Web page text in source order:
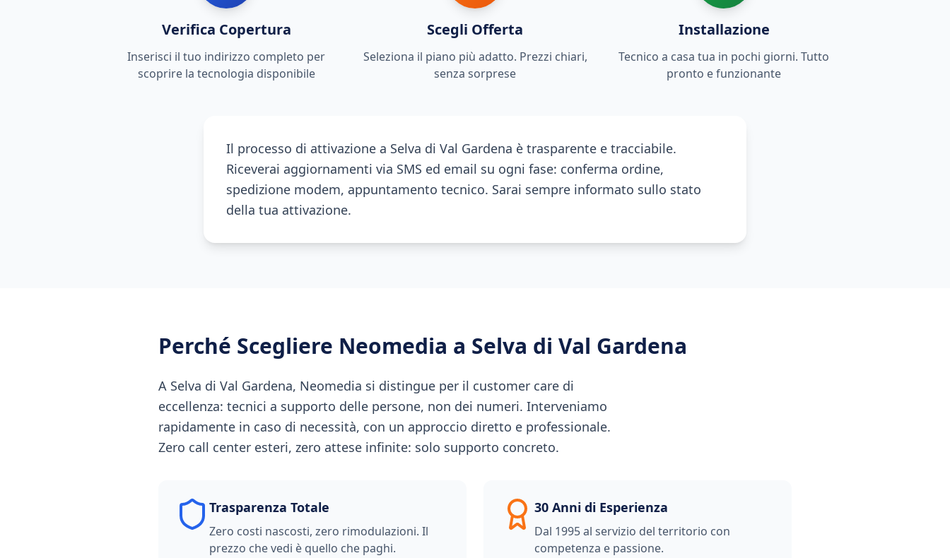
Verifica Copertura
Inserisci il tuo indirizzo completo per
scoprire la tecnologia disponibile
Scegli Offerta
Seleziona il piano più adatto. Prezzi chiari,
senza sorprese
Installazione
Tecnico a casa tua in pochi giorni. Tutto
pronto e funzionante
Il processo di attivazione a Selva di Val Gardena è trasparente e tracciabile.
Riceverai aggiornamenti via SMS ed email su ogni fase: conferma ordine,
spedizione modem, appuntamento tecnico. Sarai sempre informato sullo stato
della tua attivazione.
Perché Scegliere Neomedia a Selva di Val Gardena
A Selva di Val Gardena, Neomedia si distingue per il customer care di
eccellenza: tecnici a supporto delle persone, non dei numeri. Interveniamo
rapidamente in caso di necessità, con un approccio diretto e professionale.
Zero call center esteri, zero attese infinite: solo supporto concreto.
Trasparenza Totale
Zero costi nascosti, zero rimodulazioni. Il
prezzo che vedi è quello che paghi.
30 Anni di Esperienza
Dal 1995 al servizio del territorio con
competenza e passione.